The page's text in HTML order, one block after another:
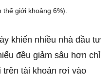
giới khoảng 6%).
khiến nhiều nhà đầu tư
đều giảm sâu hơn chỉ
tài khoản rơi vào